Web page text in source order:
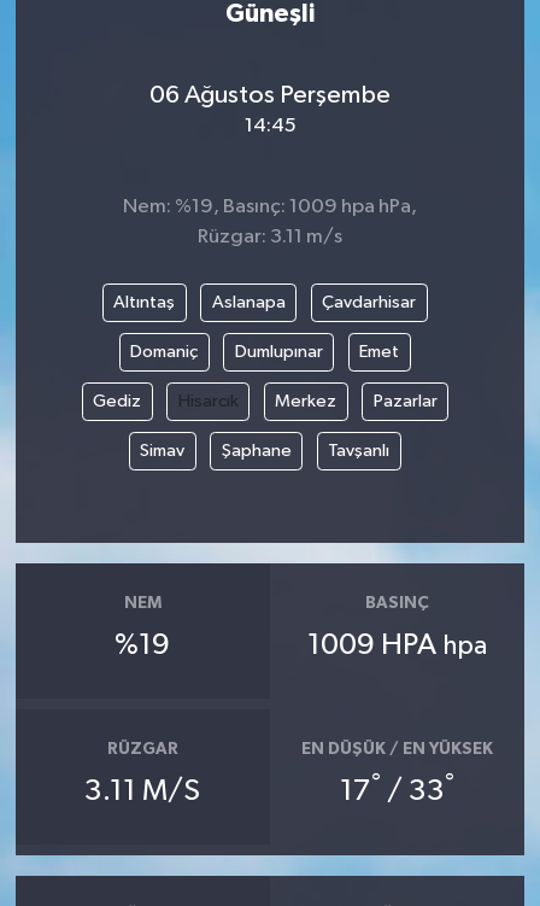
Güneşli
06 Ağustos Perşembe
14:45
Nem: %19, Basınç: 1009 hpa hPa,
Rüzgar: 3.11 m/s
Altıntaş Aslanapa Çavdarhisar
Domaniç Dumlupınar Emet
Gediz Hisarcık Merkez Pazarlar
Simav Şaphane Tavşanlı
NEM
%19
BASINÇ
1009 HPA hpa
RÜZGAR
3.11 M/S
EN DÜŞÜK / EN YÜKSEK
17° / 33°